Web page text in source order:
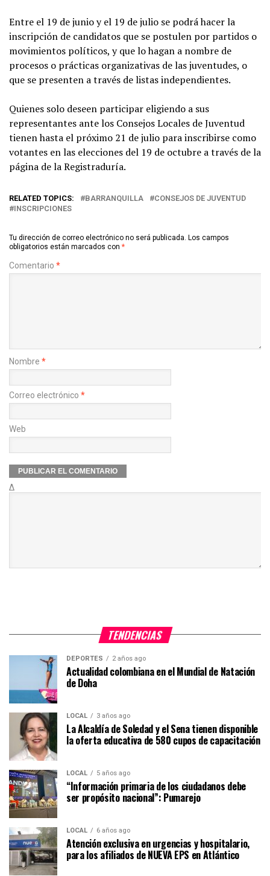
Entre el 19 de junio y el 19 de julio se podrá hacer la
inscripción de candidatos que se postulen por partidos o
movimientos políticos, y que lo hagan a nombre de
procesos o prácticas organizativas de las juventudes, o
que se presenten a través de listas independientes.
Quienes solo deseen participar eligiendo a sus
representantes ante los Consejos Locales de Juventud
tienen hasta el próximo 21 de julio para inscribirse como
votantes en las elecciones del 19 de octubre a través de la
página de la Registraduría.
RELATED TOPICS: BARRANQUILLA
CONSEJOS DE JUVENTUD
INSCRIPCIONES
Tu dirección de correo electrónico no será publicada. Los campos
obligatorios están marcados con *
Comentario *
Nombre *
Correo electrónico *
Web
Δ
TENDENCIAS
DEPORTES 2 años ago
Actualidad colombiana en el Mundial de Natación
de Doha
LOCAL 3 años ago
La Alcaldía de Soledad y el Sena tienen disponible
la oferta educativa de 580 cupos de capacitación
LOCAL 5 años ago
“Información primaria de los ciudadanos debe
ser propósito nacional”: Pumarejo
LOCAL 6 años ago
Atención exclusiva en urgencias y hospitalario,
para los afiliados de NUEVA EPS en Atlántico